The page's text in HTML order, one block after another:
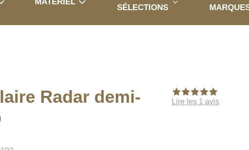
SÉLECTIONS
Radar demi-
Lire les 1 avis